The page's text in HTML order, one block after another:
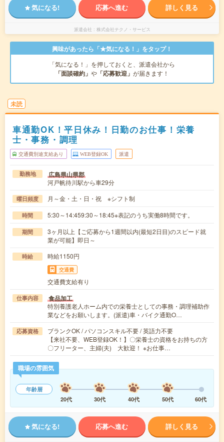
気になる! 応募へ進む 詳しく見る
派遣会社 株式会社テクノ・サービス
興味があったら「★気になる！」をタップ！
「気になる！」を押しておくと、派遣会社から
「面談確約」 や 「応募歓迎」 が届きます！
未読
車通勤OK！平日休み！日勤のお仕事！栄養
士・事務・調理
交通費別途支給あり WEB登録OK 派遣
勤務地 広島県山県郡
河戸帆待川駅から車29分
曜日頻度 月～金・土・日・祝 ※シフト制
時間 5:30～14:459:30～18:45※表記のうち実働8時間です。
期間
3ヶ月以上【ご応募から1週間以内(最短2日目)のスピード就
業が可能】即日～
時給 時給1150円
交通費
交通費支給有り
仕事内容 食品加工
特別養護老人ホーム内での栄養士としての事務・調理補助作
業などをお願いします。(派遣)車・バイク通勤O…
応募資格
ブランクOK / パソコンスキル不要 / 英語力不要
【来社不要、WEB登録OK！】〇栄養士の資格をお持ちの方
〇フリーター、主婦(夫) 大歓迎！ ※お仕事…
職場の雰囲気
年齢層
20代
30代 40代 50代 60代
気になる! 応募へ進む 詳しく見る